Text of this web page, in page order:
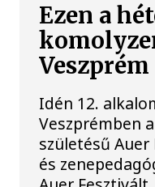
Ezen a
Veszprém
Idén 12.
Veszprémben
születésű
és